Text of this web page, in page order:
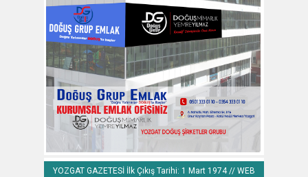
YOZGAT GAZETESİ İlk Çıkış Tarihi: 1 Mart 1974 // WEB